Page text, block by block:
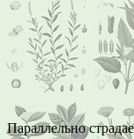
Параллельно